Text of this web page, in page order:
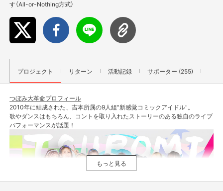
す（All-or-Nothing方式）
プロジェクト リターン 活動記録 サポーター (255)
つぼみ大革命プロフィール
2010年に結成された、吉本所属の9人組"新感覚コミックアイドル"。
歌やダンスはもちろん、コントを取り入れたストーリーのある独自のライブ
パフォーマンスが話題！
もっと見る